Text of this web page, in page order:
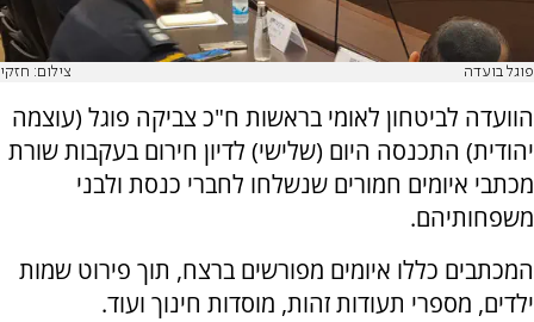
פוגל בועדה צילום: חזקי
הוועדה לביטחון לאומי בראשות ח"כ צביקה פוגל (עוצמה
יהודית) התכנסה היום (שלישי) לדיון חירום בעקבות שורת
מכתבי איומים חמורים שנשלחו לחברי כנסת ולבני
משפחותיהם.
המכתבים כללו איומים מפורשים ברצח, תוך פירוט שמות
ילדים, מספרי תעודות זהות, מוסדות חינוך ועוד.